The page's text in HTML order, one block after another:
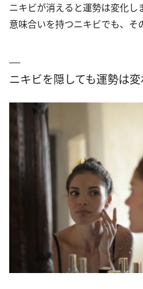
ニキビが消えると運勢は変化し
意味合いを持つニキビでも、そ
ニキビを隠しても運勢は